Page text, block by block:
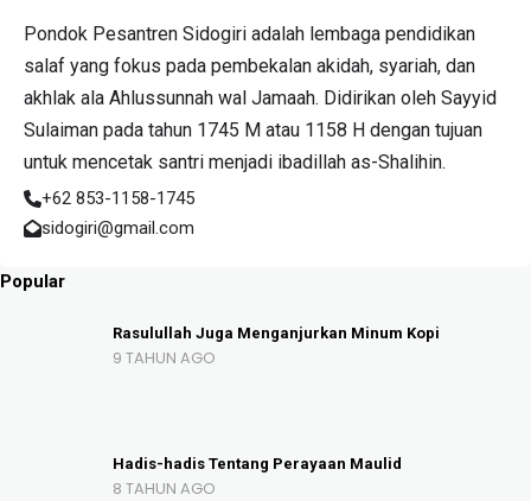
Pondok Pesantren Sidogiri adalah lembaga pendidikan
salaf yang fokus pada pembekalan akidah, syariah, dan
akhlak ala Ahlussunnah wal Jamaah. Didirikan oleh Sayyid
Sulaiman pada tahun 1745 M atau 1158 H dengan tujuan
untuk mencetak santri menjadi ibadillah as-Shalihin.
+62 853-1158-1745
sidogiri@gmail.com
Popular
Rasulullah Juga Menganjurkan Minum Kopi
9 TAHUN AGO
Hadis-hadis Tentang Perayaan Maulid
8 TAHUN AGO